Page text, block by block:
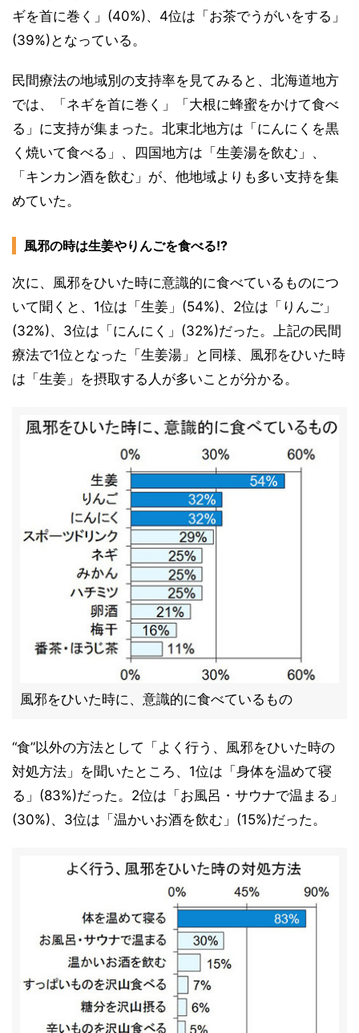
ギを首に巻く」(40%)、4位は「お茶でうがいをする」
(39%)となっている。
民間療法の地域別の支持率を見てみると、北海道地方
では、「ネギを首に巻く」「大根に蜂蜜をかけて食べ
る」に支持が集まった。北東北地方は「にんにくを黒
く焼いて食べる」、四国地方は「生姜湯を飲む」、
「キンカン酒を飲む」が、他地域よりも多い支持を集
めていた。
風邪の時は生姜やりんごを食べる!?
次に、風邪をひいた時に意識的に食べているものにつ
いて聞くと、1位は「生姜」(54%)、2位は「りんご」
(32%)、3位は「にんにく」(32%)だった。上記の民間
療法で1位となった「生姜湯」と同様、風邪をひいた時
は「生姜」を摂取する人が多いことが分かる。
風邪をひいた時に、意識的に食べているもの
“食”以外の方法として「よく行う、風邪をひいた時の
対処方法」を聞いたところ、1位は「身体を温めて寝
る」(83%)だった。2位は「お風呂・サウナで温まる」
(30%)、3位は「温かいお酒を飲む」(15%)だった。